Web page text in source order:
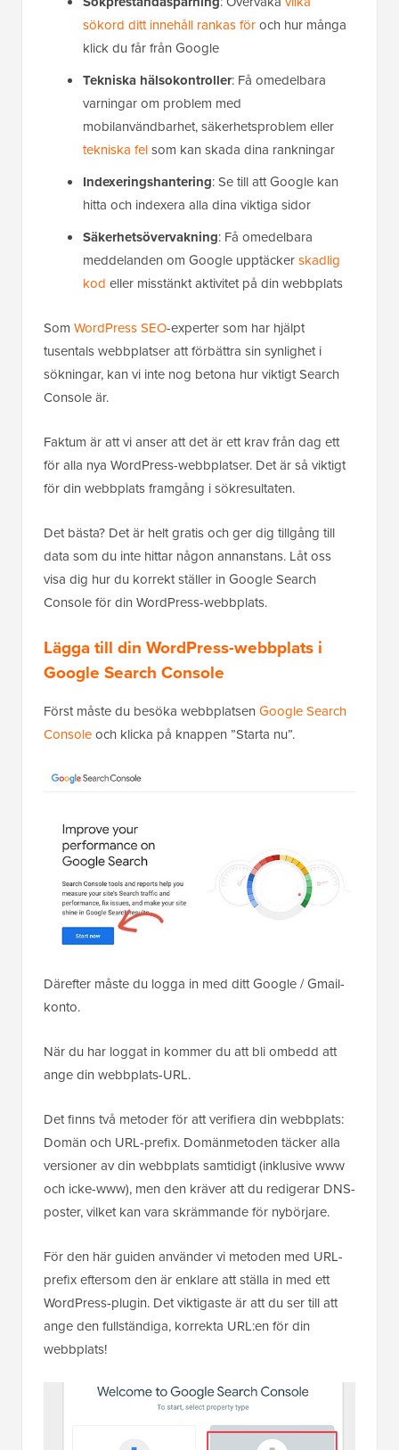
sökord ditt innehåll rankas föroch hur många
klick du får från Google
Tekniska hälsokontroller: Få omedelbara
varningar om problem med
mobilanvändbarhet, säkerhetsproblem eller
tekniska felsom kan skada dina rankningar
Indexeringshantering: Se till att Google kan
hitta och indexera alla dina viktiga sidor
Säkerhetsövervakning: Få omedelbara
meddelanden om Google upptäckerskadlig
kod eller misstänkt aktivitet på din webbplats
Som WordPress SEO-experter som har hjälpt
tusentals webbplatser att förbättra sin synlighet i
sökningar, kan vi inte nog betona hur viktigt Search
Console är.
Faktum är att vi anser att det är ett krav från dag ett
för alla nya WordPress-webbplatser. Det är så viktigt
för din webbplats framgång i sökresultaten.
Det bästa? Det är helt gratis och ger dig tillgång till
data som du inte hittar någon annanstans. Låt oss
visa dig hur du korrekt ställer in Google Search
Console för din WordPress-webbplats.
Lägga till din WordPress-webbplats i
Google Search Console
Först måste du besöka webbplatsen Google Search
Consoleoch klicka på knappen ”Starta nu”.
Därefter måste du logga in med ditt Google / Gmail-
konto.
När du har loggat in kommer du att bli ombedd att
ange din webbplats-URL.
Det finns två metoder för att verifiera din webbplats:
Domän och URL-prefix. Domänmetoden täcker alla
versioner av din webbplats samtidigt (inklusive www
och icke-www), men den kräver att du redigerar DNS-
poster, vilket kan vara skrämmande för nybörjare.
För den här guiden använder vi metoden med URL-
prefix eftersom den är enklare att ställa in med ett
WordPress-plugin. Det viktigaste är att du ser till att
ange den fullständiga, korrekta URL:en för din
webbplats!